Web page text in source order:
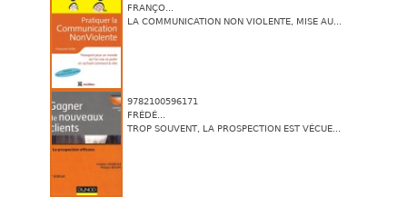
FRANÇO...
LA COMMUNICATION NON VIOLENTE, MISE AU...
9782100596171
FRÉDÉ...
TROP SOUVENT, LA PROSPECTION EST VÉCUE...